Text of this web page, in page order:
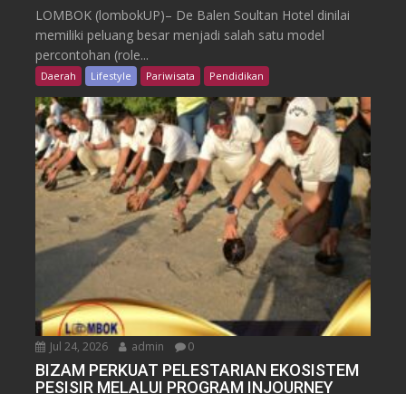
LOMBOK (lombokUP)– De Balen Soultan Hotel dinilai
memiliki peluang besar menjadi salah satu model
percontohan (role...
Daerah Lifestyle Pariwisata Pendidikan
Jul 24, 2026 admin 0
BIZAM PERKUAT PELESTARIAN EKOSISTEM
PESISIR MELALUI PROGRAM INJOURNEY